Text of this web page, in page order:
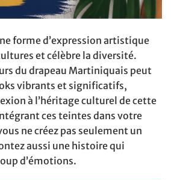
forme d’expression artistique
et célèbre la diversité.
du drapeau Martiniquais peut
vibrants et significatifs,
à l’héritage culturel de cette
ces teintes dans votre
ne créez pas seulement un
aussi une histoire qui
d’émotions.